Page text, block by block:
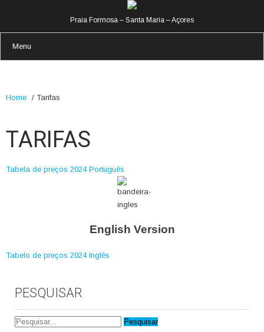
Praia Formosa – Santa Maria – Açores
Menu
Home / Tarifas
TARIFAS
Tabela de preços 2024 Português
English Version
Tabelo de preços 2024 Inglês
PESQUISAR